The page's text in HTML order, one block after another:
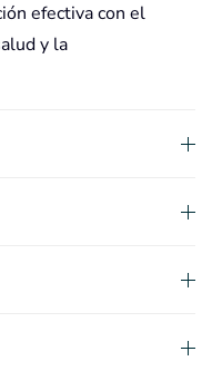
efectiva con el
y la